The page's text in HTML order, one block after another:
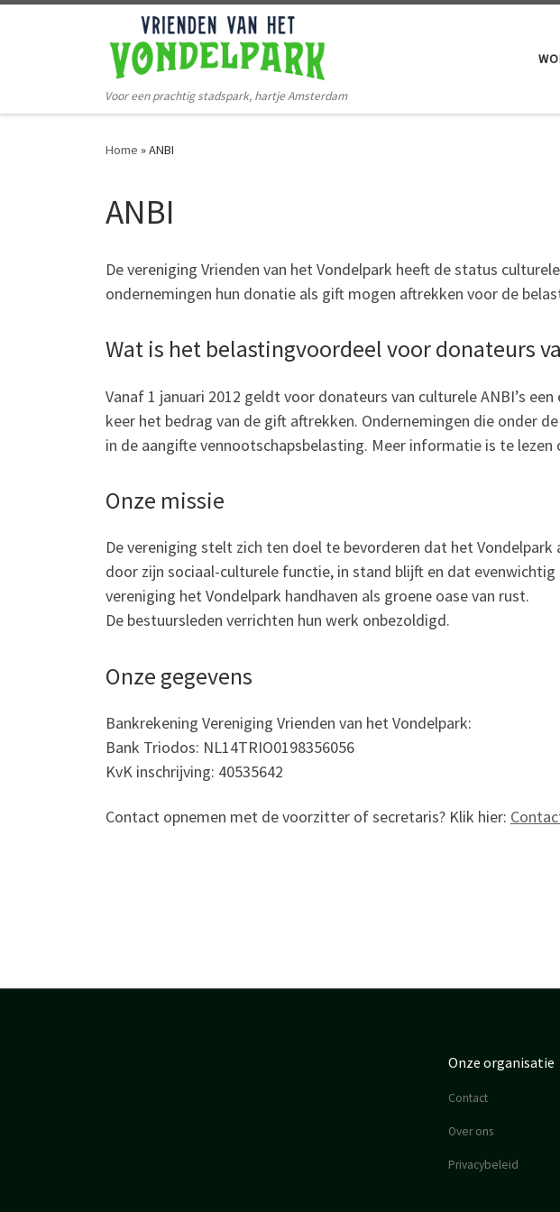
Voor een prachtig stadspark, hartje Amsterdam
Home »ANBI
ANBI
De vereniging Vrienden van het Vondelpark heeft de status
ondernemingen hun donatie als gift mogen aftrekken voor de
Wat is het belastingvoordeel voor donateurs
Vanaf 1 januari 2012 geldt voor donateurs van culturele ANBI’s
keer het bedrag van de gift aftrekken. Ondernemingen die onder
in de aangifte vennootschapsbelasting. Meer informatie is te lezen
Onze missie
De vereniging stelt zich ten doel te bevorderen dat het
door zijn sociaal-culturele functie, in stand blijft en dat
vereniging het Vondelpark handhaven als groene oase van rust.
De bestuursleden verrichten hun werk onbezoldigd.
Onze gegevens
Bankrekening Vereniging Vrienden van het Vondelpark:
Bank Triodos: NL14TRIO0198356056
KvK inschrijving: 40535642
Contact opnemen met de voorzitter of secretaris? Klik hier:
Onze organisatie
Contact
Over ons
Privacybeleid